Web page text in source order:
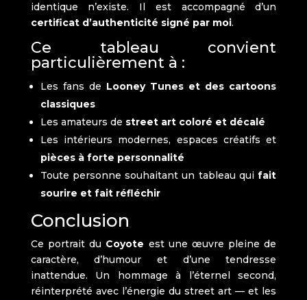
identique n’existe. Il est accompagné d’un
certificat d’authenticité signé par moi.
Ce tableau convient
particulièrement à :
Les fans de Looney Tunes et des cartoons
classiques
Les amateurs de street art coloré et décalé
Les intérieurs modernes, espaces créatifs et
pièces à forte personnalité
Toute personne souhaitant un tableau quifait
sourire et fait réfléchir
Conclusion
Ce portrait du Coyote est une œuvre pleine de
caractère, d’humour et d’une tendresse
inattendue. Un hommage à l’éternel second,
réinterprété avec l’énergie du street art — et les